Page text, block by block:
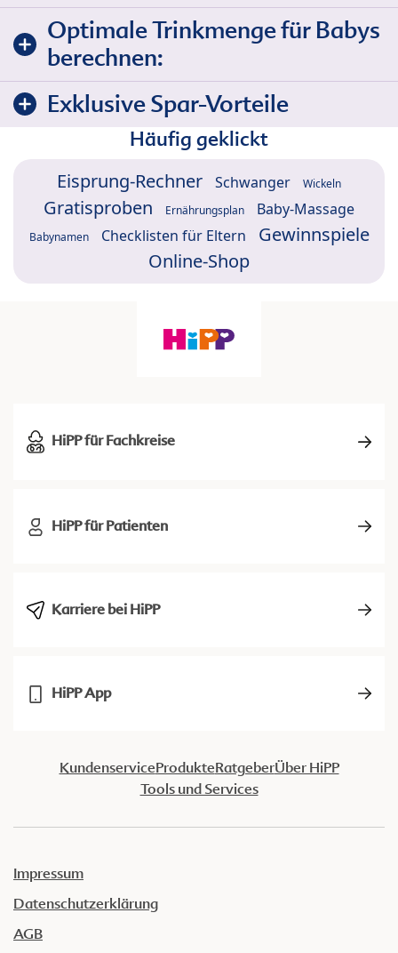
Optimale Trinkmenge für Babys
berechnen:
Exklusive Spar-Vorteile
Häufig geklickt
Eisprung-Rechner Schwanger Wickeln
Gratisproben Ernährungsplan Baby-Massage
Babynamen Checklisten für Eltern
Gewinnspiele
Online-Shop
HiPP für Fachkreise
HiPP für Patienten
Karriere bei HiPP
HiPP App
KundenserviceProdukteRatgeberÜber HiPP
Tools und Services
Impressum
Datenschutzerklärung
AGB